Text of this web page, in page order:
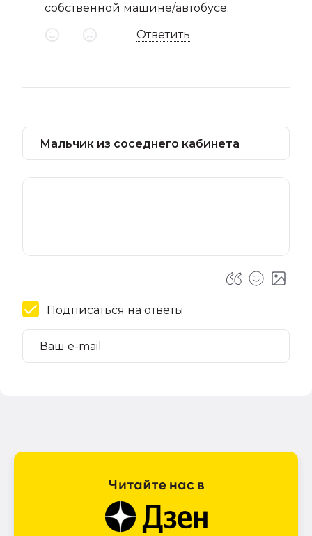
собственной машине/автобусе.
Ответить
Подписаться на ответы